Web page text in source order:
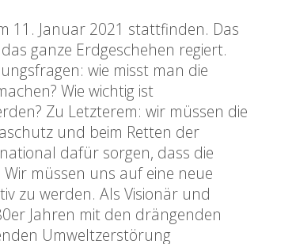
11. Januar 2021 stattfinden. Das
ganze Erdgeschehen regiert.
wie misst man die
Wie wichtig ist
Zu Letzterem: wir müssen die
und beim Retten der
dafür sorgen, dass die
müssen uns auf eine neue
zu werden. Als Visionär und
Jahren mit den drängenden
Umweltzerstörung